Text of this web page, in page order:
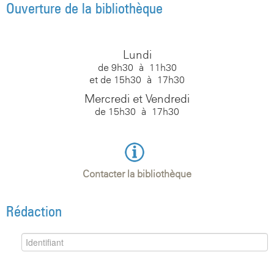
Ouverture de la bibliothèque
Lundi
de 9h30 à 11h30
et de 15h30 à 17h30
Mercredi et Vendredi
de 15h30 à 17h30
Contacter la bibliothèque
Rédaction